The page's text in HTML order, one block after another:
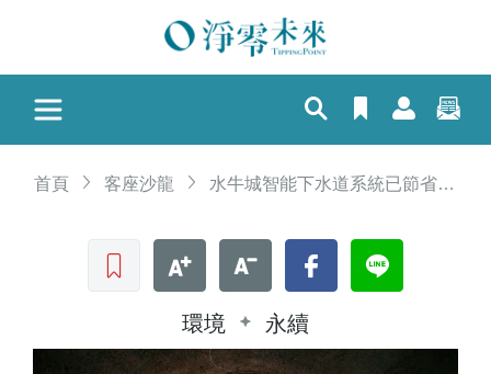
首頁 客座沙龍 水牛城智能下水道系統已節省1.45億美元
收藏文章 文字加大 文字縮小 Facebook
環境 永續